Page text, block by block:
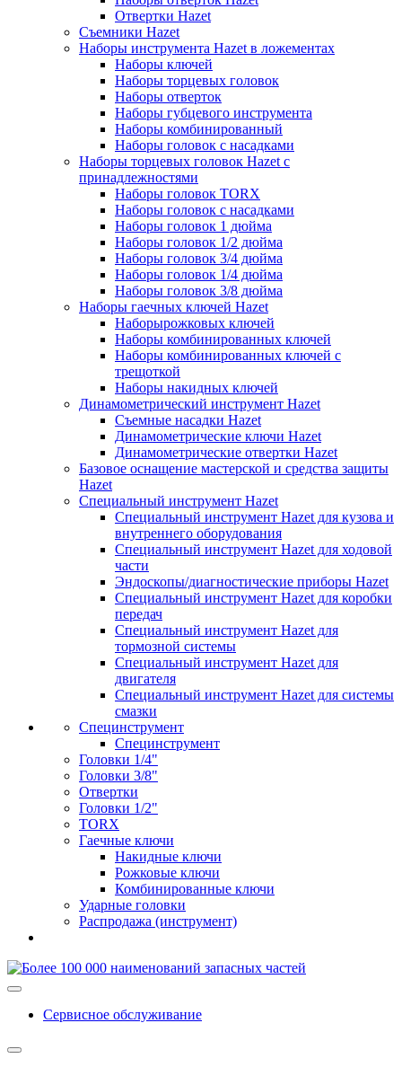
Отвертки Hazet
Съемники Hazet
Наборы инструмента Hazet в ложементах
Наборы ключей
Наборы торцевых головок
Наборы отверток
Наборы губцевого инструмента
Наборы комбинированный
Наборы головок с насадками
Наборы торцевых головок Hazet с
принадлежностями
Наборы головок TORX
Наборы головок с насадками
Наборы головок 1 дюйма
Наборы головок 1/2 дюйма
Наборы головок 3/4 дюйма
Наборы головок 1/4 дюйма
Наборы головок 3/8 дюйма
Наборы гаечных ключей Hazet
Наборырожковых ключей
Наборы комбинированных ключей
Наборы комбинированных ключей с
трещоткой
Наборы накидных ключей
Динамометрический инструмент Hazet
Съемные насадки Hazet
Динамометрические ключи Hazet
Динамометрические отвертки Hazet
Базовое оснащение мастерской и средства защиты
Hazet
Специальный инструмент Hazet
Специальный инструмент Hazet для кузова и
внутреннего оборудования
Специальный инструмент Hazet для ходовой
части
Эндоскопы/диагностические приборы Hazet
Специальный инструмент Hazet для коробки
передач
Специальный инструмент Hazet для
тормозной системы
Специальный инструмент Hazet для
двигателя
Специальный инструмент Hazet для системы
смазки
Специнструмент
Специнструмент
Головки 1/4"
Головки 3/8"
Отвертки
Головки 1/2"
TORX
Гаечные ключи
Накидные ключи
Рожковые ключи
Комбинированные ключи
Ударные головки
Распродажа (инструмент)
Сервисное обслуживание